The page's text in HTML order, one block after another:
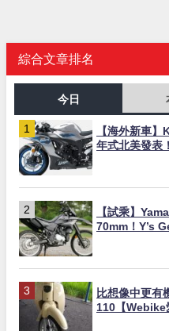
綜合文章排名
今日
【海外新車
年式北美發表
【試乘】
70mm！Y’s
比想像中更有
110【Webike